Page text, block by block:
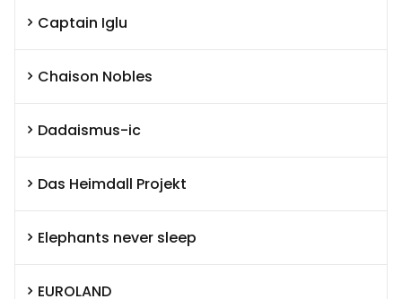
Captain Iglu
Chaison Nobles
Dadaismus-ic
Das Heimdall Projekt
Elephants never sleep
EUROLAND